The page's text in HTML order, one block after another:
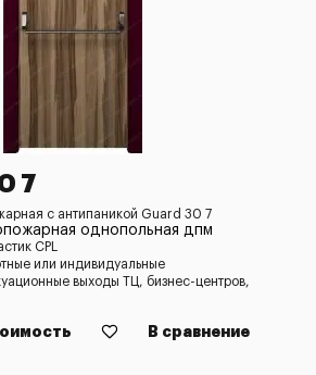
7
с антипаникой Guard 30 7
однопольная дпм
CPL
или индивидуальные
выходы ТЦ, бизнес-центров,
В сравнение